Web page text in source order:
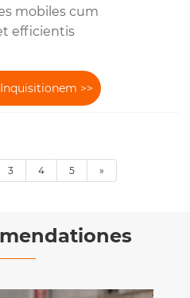
mobiles cum
efficientis
>>
3 4 5 »